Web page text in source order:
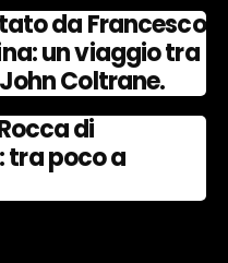
da Francesco
un viaggio tra
Coltrane.
di
tra poco a